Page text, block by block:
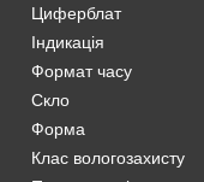
Циферблат
Індикація
Формат часу
Скло
Форма
Клас вологозахисту